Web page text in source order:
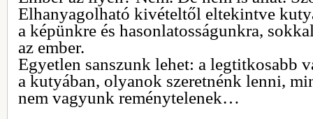
Elhanyagolható kivételtől eltekintve
a képünkre és hasonlatosságunkra,
az ember.
Egyetlen sanszunk lehet: a legtitkosabb
a kutyában, olyanok szeretnénk lenni,
nem vagyunk reménytelenek…